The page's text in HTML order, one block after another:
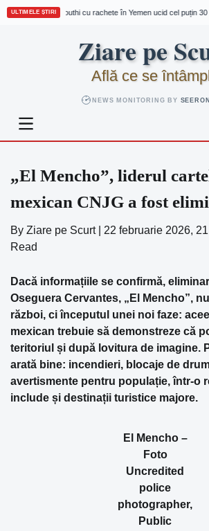
ULTIMELE ȘTIRI
Atacuri Houthi cu rachete în Yemen ucid cel puțin 30
Ziare pe
Află ce se
NEWS MONITORING BY
„El Mencho”, liderul
mexican CNJG a fost
By Ziare pe Scurt 22 februarie 2026,
Read
Dacă informațiile se confirmă,
Oseguera Cervantes, „El Mencho”,
război, ci începutul unei noi faze:
mexican trebuie să demonstreze că
teritoriul și după lovitura de imagine.
arată bine: incendieri, blocaje de
avertismente pentru populație, într-o
include și destinații turistice majore.
El Mencho –
Foto
Uncredited
police
photographer,
Public